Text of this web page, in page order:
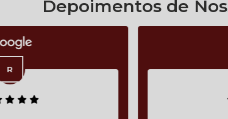
Depoimentos de